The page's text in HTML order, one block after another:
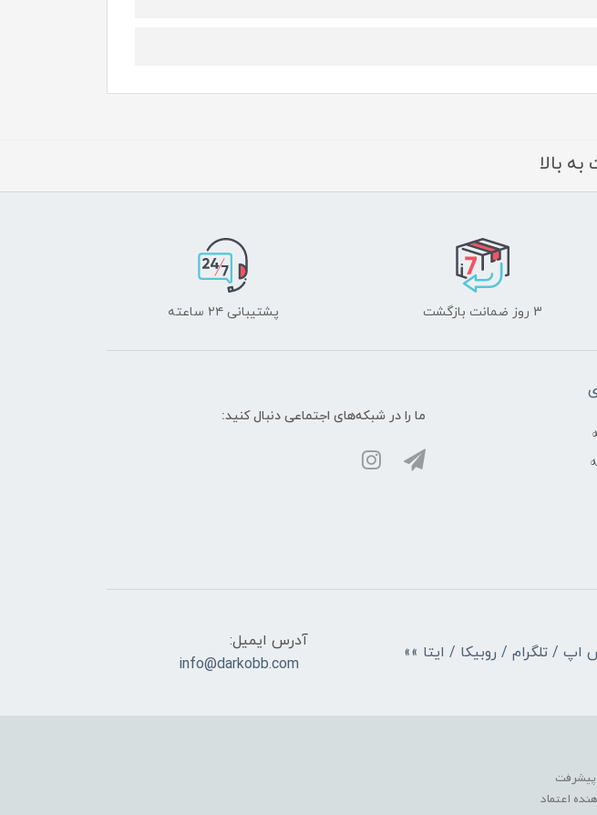
بالا
3 روز ضمانت بازگشت پشتیبانی ۲۴ ساعته
ما را در شبکه‌های اجتماعی دنبال کنید:
/ تلگرام / روبیکا / ایتا »»
آدرس ایمیل:
info@darkobb.com
پیشرفت
اعتماد